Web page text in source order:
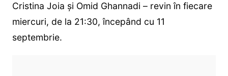
Cristina Joia și Omid Ghannadi – revin în fiecare
miercuri, de la 21:30, începând cu 11
septembrie.